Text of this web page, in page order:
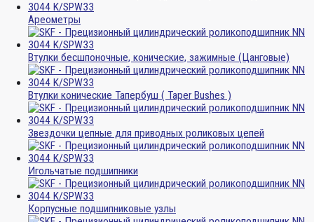
Ареометры
Втулки бесшпоночные, конические, зажимные (Цанговые)
Втулки конические Тапербуш ( Taper Bushes )
Звездочки цепные для приводных роликовых цепей
Игольчатые подшипники
Корпусные подшипниковые узлы